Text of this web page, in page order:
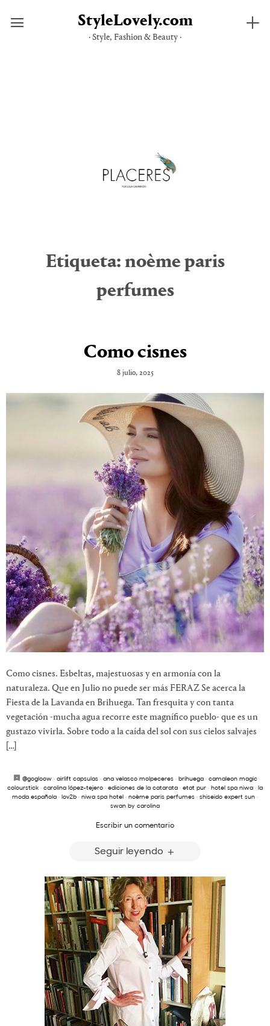
StyleLovely.com
· Style, Fashion & Beauty ·
Etiqueta: noème paris
perfumes
Como cisnes
8 julio, 2025
Como cisnes. Esbeltas, majestuosas y en armonía con la
naturaleza. Que en Julio no puede ser más FERAZ Se acerca la
Fiesta de la Lavanda en Brihuega. Tan fresquita y con tanta
vegetación -mucha agua recorre este magnífico pueblo- que es un
gustazo vivirla. Sobre todo a la caída del sol con sus cielos salvajes
[…]
@gogloow· airlift capsulas· ana velasco molpeceres· brihuega· camaleon magic
colourstick · carolina lópez-tejero · ediciones de la catarata · etat pur · hotel spa niwa · la
moda española · lov2b · niwa spa hotel · noème paris perfumes · shiseido expert sun ·
swan by carolina
Escribir un comentario
Seguir leyendo